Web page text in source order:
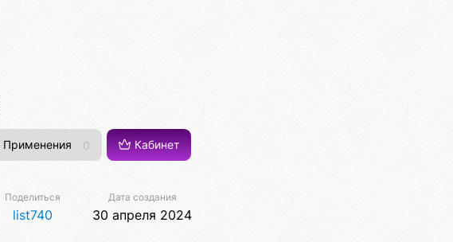
Применения 0 Кабинет
Поделиться
list740
Дата создания
30 апреля 2024